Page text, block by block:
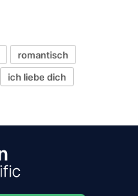
romantisch
ich liebe dich